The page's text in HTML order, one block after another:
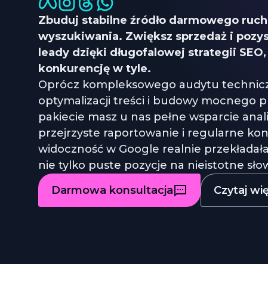
Zbuduj stabilne źródło darmowego
wyszukiwania. Zwiększ sprzedaż i
leady dzięki długofalowej strategii
konkurencję w tyle.
Oprócz kompleksowego audytu
optymalizacji treści i budowy mocnego
pakiecie masz u nas pełne wsparcie
przejrzyste raportowanie i regularne
widoczność w Google realnie
nie tylko puste pozycje na nieistotne
Darmowa konsultacja
Czytaj